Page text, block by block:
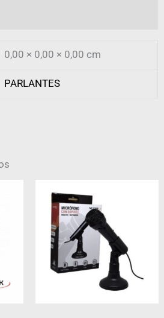
0,00 × 0,00 × 0,00 cm
PARLANTES